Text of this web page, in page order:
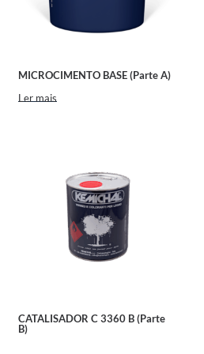
MICROCIMENTO BASE (Parte A)
Ler mais
CATALISADOR C 3360 B (Parte
B)